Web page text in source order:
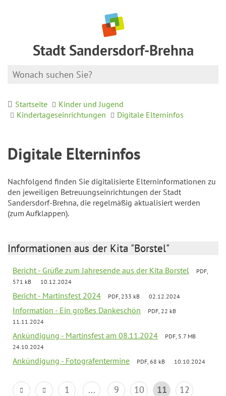
Stadt Sandersdorf-Brehna
Startseite
Kinder und Jugend
Kindertageseinrichtungen
Digitale Elterninfos
Digitale Elterninfos
Nachfolgend finden Sie digitalisierte Elterninformationen zu
den jeweiligen Betreuungseinrichtungen der Stadt
Sandersdorf-Brehna, die regelmäßig aktualisiert werden
(zum Aufklappen).
Informationen aus der Kita "Borstel"
Bericht - Grüße zum Jahresende aus der Kita Borstel
PDF,
571 kB
10.12.2024
Bericht - Martinsfest 2024 PDF, 233 kB 02.12.2024
Information - Ein großes Dankeschön
PDF, 22 kB
11.11.2024
Ankündigung - Martinsfest am 08.11.2024
PDF, 5.7 MB
24.10.2024
Ankündigung - Fotografentermine PDF, 68 kB 10.10.2024
1 ... 9 10 11
12